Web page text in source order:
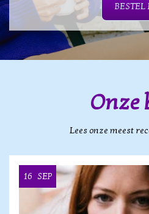
BESTEL
Onze
Lees onze meest
16 SEP